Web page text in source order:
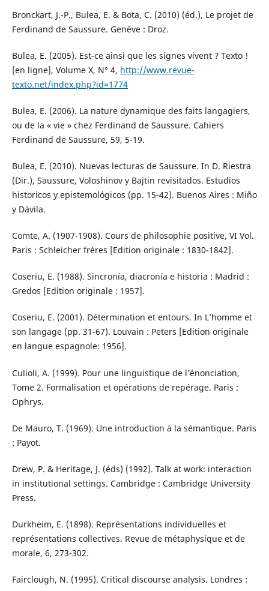
Bronckart, J.-P., Bulea, E. & Bota, C. (2010) (éd.), Le projet de
Ferdinand de Saussure. Genève : Droz.
Bulea, E. (2005). Est-ce ainsi que les signes vivent ? Texto !
[en ligne], Volume X, N° 4, http://www.revue-
texto.net/index.php?id=1774
Bulea, E. (2006). La nature dynamique des faits langagiers,
ou de la « vie » chez Ferdinand de Saussure. Cahiers
Ferdinand de Saussure, 59, 5-19.
Bulea, E. (2010). Nuevas lecturas de Saussure. In D. Riestra
(Dir.), Saussure, Voloshinov y Bajtin revisitados. Estudios
historicos y epistemológicos (pp. 15-42). Buenos Aires : Miño
y Dávila.
Comte, A. (1907-1908). Cours de philosophie positive, VI Vol.
Paris : Schleicher frères [Edition originale : 1830-1842].
Coseriu, E. (1988). Sincronía, diacronía e historia : Madrid :
Gredos [Edition originale : 1957].
Coseriu, E. (2001). Détermination et entours. In L’homme et
son langage (pp. 31-67). Louvain : Peters [Edition originale
en langue espagnole: 1956].
Culioli, A. (1999). Pour une linguistique de l’énonciation,
Tome 2. Formalisation et opérations de repérage. Paris :
Ophrys.
De Mauro, T. (1969). Une introduction à la sémantique. Paris
: Payot.
Drew, P. & Heritage, J. (éds) (1992). Talk at work: interaction
in institutional settings. Cambridge : Cambridge University
Press.
Durkheim, E. (1898). Représentations individuelles et
représentations collectives. Revue de métaphysique et de
morale, 6, 273-302.
Fairclough, N. (1995). Critical discourse analysis. Londres :